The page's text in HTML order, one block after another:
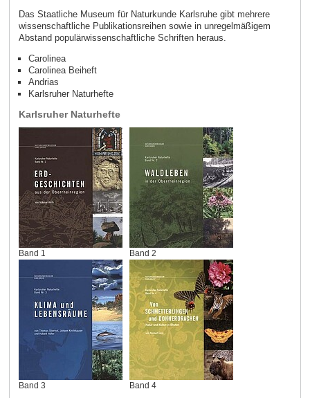
Das Staatliche Museum für Naturkunde Karlsruhe gibt mehrere
wissenschaftliche Publikationsreihen sowie in unregelmäßigem
Abstand populärwissenschaftliche Schriften heraus.
Carolinea
Carolinea Beiheft
Andrias
Karlsruher Naturhefte
Karlsruher Naturhefte
Band 1 Band 2
Band 3 Band 4